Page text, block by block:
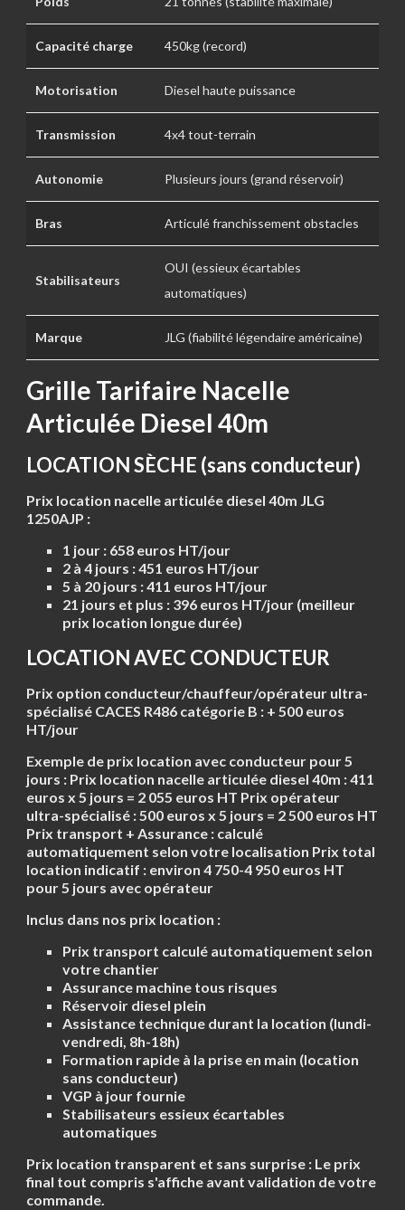
Capacité charge 450kg (record)
Motorisation Diesel haute puissance
Transmission 4x4 tout-terrain
Autonomie Plusieurs jours (grand réservoir)
Bras Articulé franchissement obstacles
Stabilisateurs
OUI (essieux écartables
automatiques)
Marque JLG (fiabilité légendaire américaine)
Grille Tarifaire Nacelle
Articulée Diesel 40m
LOCATION SÈCHE (sans conducteur)
Prix location nacelle articulée diesel 40m JLG
1250AJP :
1 jour : 658 euros HT/jour
2 à 4 jours :451 euros HT/jour
5 à 20 jours :411 euros HT/jour
21 jours et plus : 396 euros HT/jour (meilleur
prix location longue durée)
LOCATION AVEC CONDUCTEUR
Prix option conducteur/chauffeur/opérateur ultra-
spécialisé CACES R486 catégorie B : + 500 euros
HT/jour
Exemple de prix location avec conducteur pour 5
jours : Prix location nacelle articulée diesel 40m : 411
euros x 5 jours = 2 055 euros HT Prix opérateur
ultra-spécialisé : 500 euros x 5 jours = 2 500 euros HT
Prix transport + Assurance : calculé
automatiquement selon votre localisation Prix total
location indicatif : environ 4 750-4 950 euros HT
pour 5 jours avec opérateur
Inclus dans nos prix location :
Prix transport calculé automatiquement selon
votre chantier
Assurance machine tous risques
Réservoir diesel plein
Assistance technique durant la location (lundi-
vendredi, 8h-18h)
Formation rapide à la prise en main (location
sans conducteur)
VGP à jour fournie
Stabilisateurs essieux écartables
automatiques
Prix location transparent et sans surprise : Le prix
final tout compris s'affiche avant validation de votre
commande.